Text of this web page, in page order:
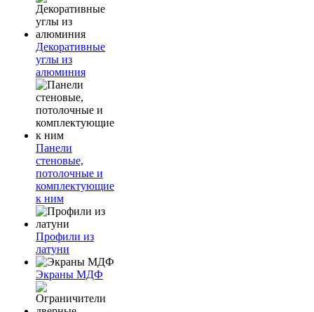
Декоративные
углы из
алюминия
Панели
стеновые,
потолочные и
комплектующие
к ним
Профили из
латуни
Экраны МДФ